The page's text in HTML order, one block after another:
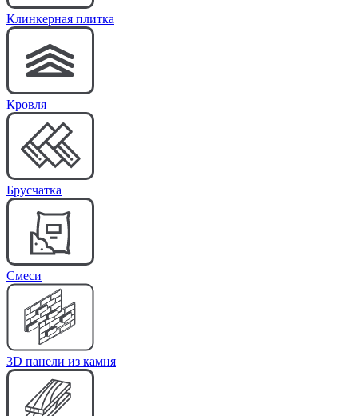
Клинкерная плитка
Кровля
Брусчатка
Cмеси
3D панели из камня